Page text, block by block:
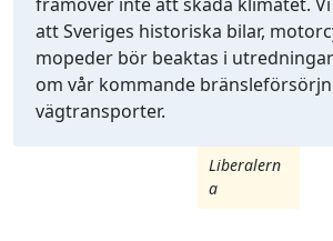
Liberalern
a
att Sveriges historiska bilar,
mopeder bör beaktas i
om vår kommande
vägtransporter.